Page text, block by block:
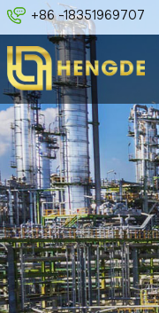
+86 -18351969707